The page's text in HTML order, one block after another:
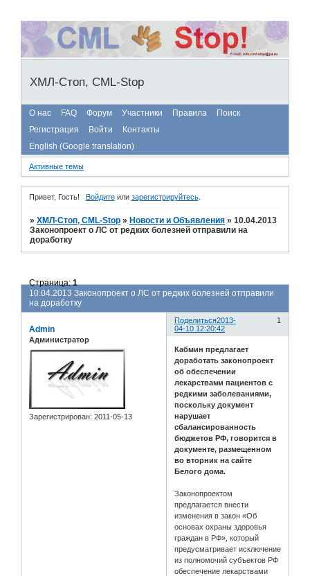
ХМЛ-Стоп, CML-Stop
О нас FAQ Форум Участники Правила
Поиск
Регистрация
Войти
Контакты
English (Google translation)
Активные темы
Привет, Гость! Войдитеили зарегистрируйтесь.
»ХМЛ-Стоп, CML-Stop » Новости и Объявления »10.04.2013
Законопроект о ЛС от редких болезней отправили на
доработку
10.04.2013 Законопроект о ЛС от редких болезней отправили
на доработку
Страница:1
Поделиться 1
2013-
04-10 12:20:42
Admin
Администратор
Зарегистрирован: 2011-05-13
Кабмин предлагает
доработать законопроект
об обеспечении
лекарствами пациентов с
редкими заболеваниями,
поскольку документ
нарушает
сбалансированность
бюджетов РФ, говорится в
документе, размещенном
во вторник на сайте
Белого дома.
Законопроектом
предлагается внести
изменения в закон «Об
основах охраны здоровья
граждан в РФ», который
предусматривает исключение
из полномочий субъектов РФ
обеспечение лекарствами